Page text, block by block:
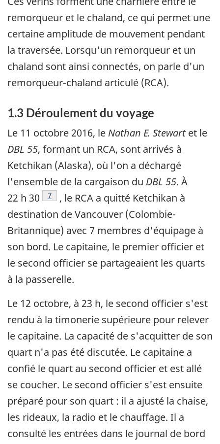
remorqueur et le chaland, ce qui permet une
certaine amplitude de mouvement pendant
la traversée. Lorsqu'un remorqueur et un
chaland sont ainsi connectés, on parle d'un
remorqueur-chaland articulé (RCA).
1.3 Déroulement du voyage
Le 11 octobre 2016, le Nathan E. Stewartet le
DBL 55, formant un RCA, sont arrivés à
Ketchikan (Alaska), où l'on a déchargé
l'ensemble de la cargaison du DBL 55. À
22 h 30
Note de bas de page
7
, le RCA a quitté Ketchikan à
destination de Vancouver (Colombie-
Britannique) avec 7 membres d'équipage à
son bord. Le capitaine, le premier officier et
le second officier se partageaient les quarts
à la passerelle.
Le 12 octobre, à 23 h, le second officier s'est
rendu à la timonerie supérieure pour relever
le capitaine. La capacité de s'acquitter de son
quart n'a pas été discutée. Le capitaine a
confié le quart au second officier et est allé
se coucher. Le second officier s'est ensuite
préparé pour son quart : il a ajusté la chaise,
les rideaux, la radio et le chauffage. Il a
consulté les entrées dans le journal de bord